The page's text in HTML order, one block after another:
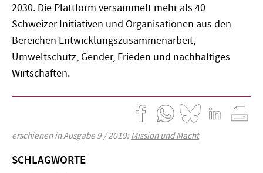
2030. Die Plattform versammelt mehr als 40
Schweizer Initiativen und Organisationen aus den
Bereichen Entwicklungszusammenarbeit,
Umweltschutz, Gender, Frieden und nachhaltiges
Wirtschaften.
erschienen in Ausgabe 9 / 2019:Mission und Macht
SCHLAGWORTE